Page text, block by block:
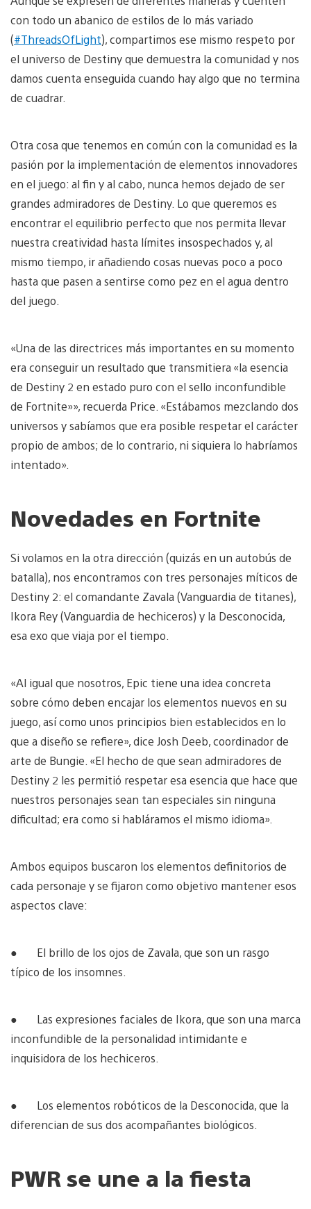
con todo un abanico de estilos de lo más variado
(#ThreadsOfLight), compartimos ese mismo respeto por
el universo de Destiny que demuestra la comunidad y nos
damos cuenta enseguida cuando hay algo que no termina
de cuadrar.
Otra cosa que tenemos en común con la comunidad es la
pasión por la implementación de elementos innovadores
en el juego: al fin y al cabo, nunca hemos dejado de ser
grandes admiradores de Destiny. Lo que queremos es
encontrar el equilibrio perfecto que nos permita llevar
nuestra creatividad hasta límites insospechados y, al
mismo tiempo, ir añadiendo cosas nuevas poco a poco
hasta que pasen a sentirse como pez en el agua dentro
del juego.
«Una de las directrices más importantes en su momento
era conseguir un resultado que transmitiera «la esencia
de Destiny 2 en estado puro con el sello inconfundible
de Fortnite»», recuerda Price. «Estábamos mezclando dos
universos y sabíamos que era posible respetar el carácter
propio de ambos; de lo contrario, ni siquiera lo habríamos
intentado».
Novedades en Fortnite
Si volamos en la otra dirección (quizás en un autobús de
batalla), nos encontramos con tres personajes míticos de
Destiny 2: el comandante Zavala (Vanguardia de titanes),
Ikora Rey (Vanguardia de hechiceros) y la Desconocida,
esa exo que viaja por el tiempo.
«Al igual que nosotros, Epic tiene una idea concreta
sobre cómo deben encajar los elementos nuevos en su
juego, así como unos principios bien establecidos en lo
que a diseño se refiere», dice Josh Deeb, coordinador de
arte de Bungie. «El hecho de que sean admiradores de
Destiny 2 les permitió respetar esa esencia que hace que
nuestros personajes sean tan especiales sin ninguna
dificultad; era como si habláramos el mismo idioma».
Ambos equipos buscaron los elementos definitorios de
cada personaje y se fijaron como objetivo mantener esos
aspectos clave:
● El brillo de los ojos de Zavala, que son un rasgo
típico de los insomnes.
● Las expresiones faciales de Ikora, que son una marca
inconfundible de la personalidad intimidante e
inquisidora de los hechiceros.
● Los elementos robóticos de la Desconocida, que la
diferencian de sus dos acompañantes biológicos.
PWR se une a la fiesta